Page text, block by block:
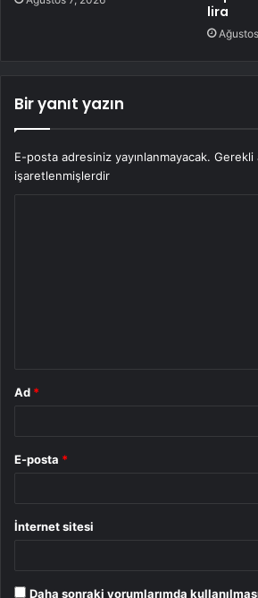
lira
Bir yanıt yazın
E-posta adresiniz yayınlanmayacak. Gerekli
işaretlenmişlerdir
Ad *
E-posta *
İnternet sitesi
Daha sonraki yorumlarımda